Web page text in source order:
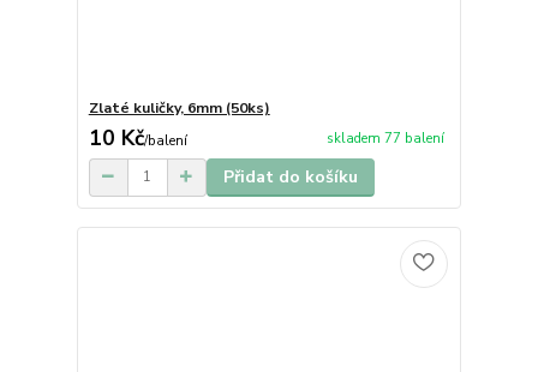
Zlaté kuličky, 6mm (50ks)
10 Kč/balení skladem 77 balení
Přidat do košíku